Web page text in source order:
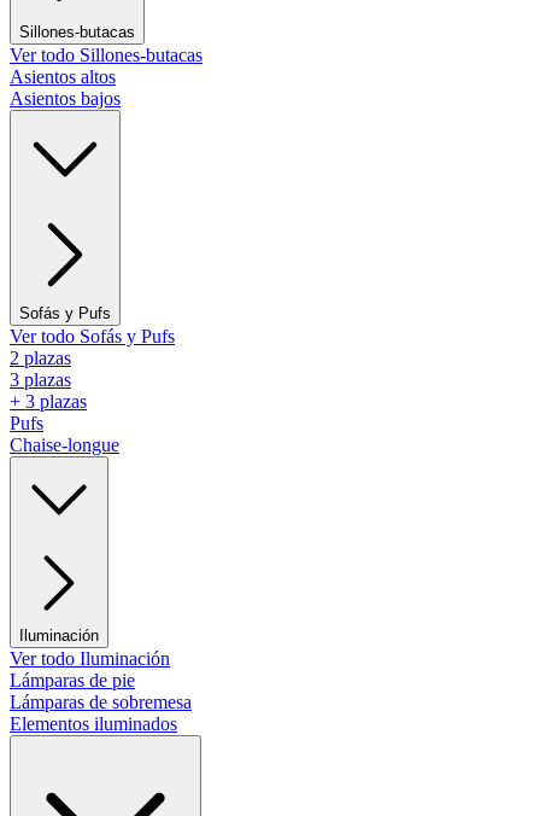
Sillones-butacas
Ver todo Sillones-butacas
Asientos altos
Asientos bajos
Sofás y Pufs
Ver todo Sofás y Pufs
2 plazas
3 plazas
+ 3 plazas
Pufs
Chaise-longue
Iluminación
Ver todo Iluminación
Lámparas de pie
Lámparas de sobremesa
Elementos iluminados